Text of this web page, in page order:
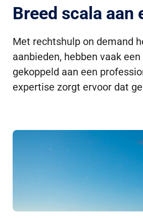
Breed scala aan
Met rechtshulp on demand
aanbieden, hebben vaak
gekoppeld aan een
expertise zorgt ervoor dat